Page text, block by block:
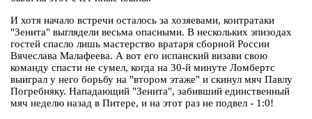
И хотя начало встречи осталось за хозяевами, контратаки
"Зенита" выглядели весьма опасными. В нескольких эпизодах
гостей спасло лишь мастерство вратаря сборной России
Вячеслава Малафеева. А вот его испанский визави свою
команду спасти не сумел, когда на 30-й минуте Ломбертс
выиграл у него борьбу на "втором этаже" и скинул мяч Павлу
Погребняку. Нападающий "Зенита", забивший единственный
мяч неделю назад в Питере, и на этот раз не подвел - 1:0!